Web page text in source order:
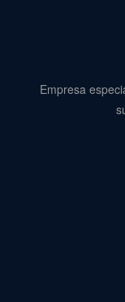
Empresa